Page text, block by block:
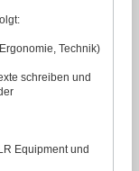
Technik)
schreiben und
Equipment und